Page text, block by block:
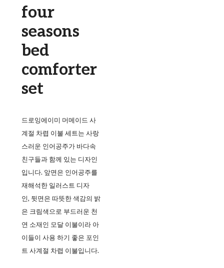
four
seasons
bed
comforter
set
드로잉에이미 머메이드 사
계절 차렵 이불 세트는 사랑
스러운 인어공주가 바다속
친구들과 함께 있는 디자인
입니다. 앞면은 인어공주를
재해석한 일러스트 디자
인, 뒷면은 따뜻한 색감의 밝
은 크림색으로 부드러운 천
연 소재인 모달 이불이라 아
이들이 사용 하기 좋은 포인
트 사계절 차렵 이불입니다.